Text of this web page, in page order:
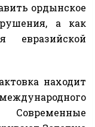
ордынское
а как
евразийской
находит